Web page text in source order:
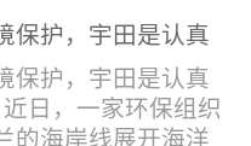
量的方解石，表面
有矿物颗粒的结晶
比大理石硬，硬度
。维护比大理石容
保护，宇田是认真
保护，宇田是认真
日，一家环保组织
的海岸线展开海洋